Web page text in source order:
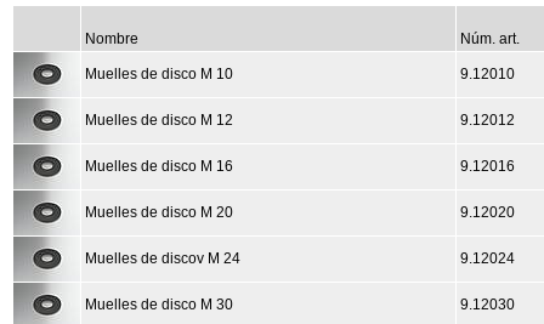
Nombre Núm. art.
Muelles de disco M 10 9.12010
Muelles de disco M 12 9.12012
Muelles de disco M 16 9.12016
Muelles de disco M 20 9.12020
Muelles de discov M 24 9.12024
Muelles de disco M 30 9.12030